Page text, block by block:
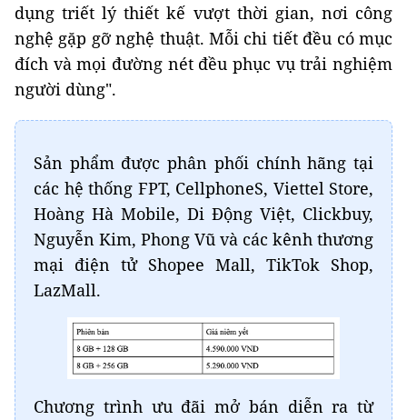
dụng triết lý thiết kế vượt thời gian, nơi công
nghệ gặp gỡ nghệ thuật. Mỗi chi tiết đều có mục
đích và mọi đường nét đều phục vụ trải nghiệm
người dùng".
Sản phẩm được phân phối chính hãng tại
các hệ thống FPT, CellphoneS, Viettel Store,
Hoàng Hà Mobile, Di Động Việt, Clickbuy,
Nguyễn Kim, Phong Vũ và các kênh thương
mại điện tử Shopee Mall, TikTok Shop,
LazMall.
Chương trình ưu đãi mở bán diễn ra từ